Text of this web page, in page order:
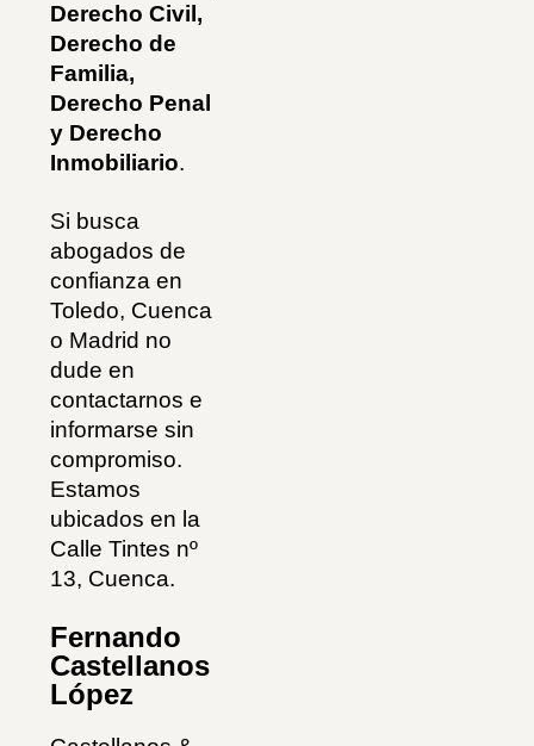
Derecho Civil ,
Derecho de
Familia,
Derecho Penal
y Derecho
Inmobiliario.
Si busca
abogados de
confianza en
Toledo, Cuenca
o Madrid no
dude en
contactarnos e
informarse sin
compromiso.
Estamos
ubicados en la
Calle Tintes nº
13, Cuenca.
Fernando
Castellanos
López